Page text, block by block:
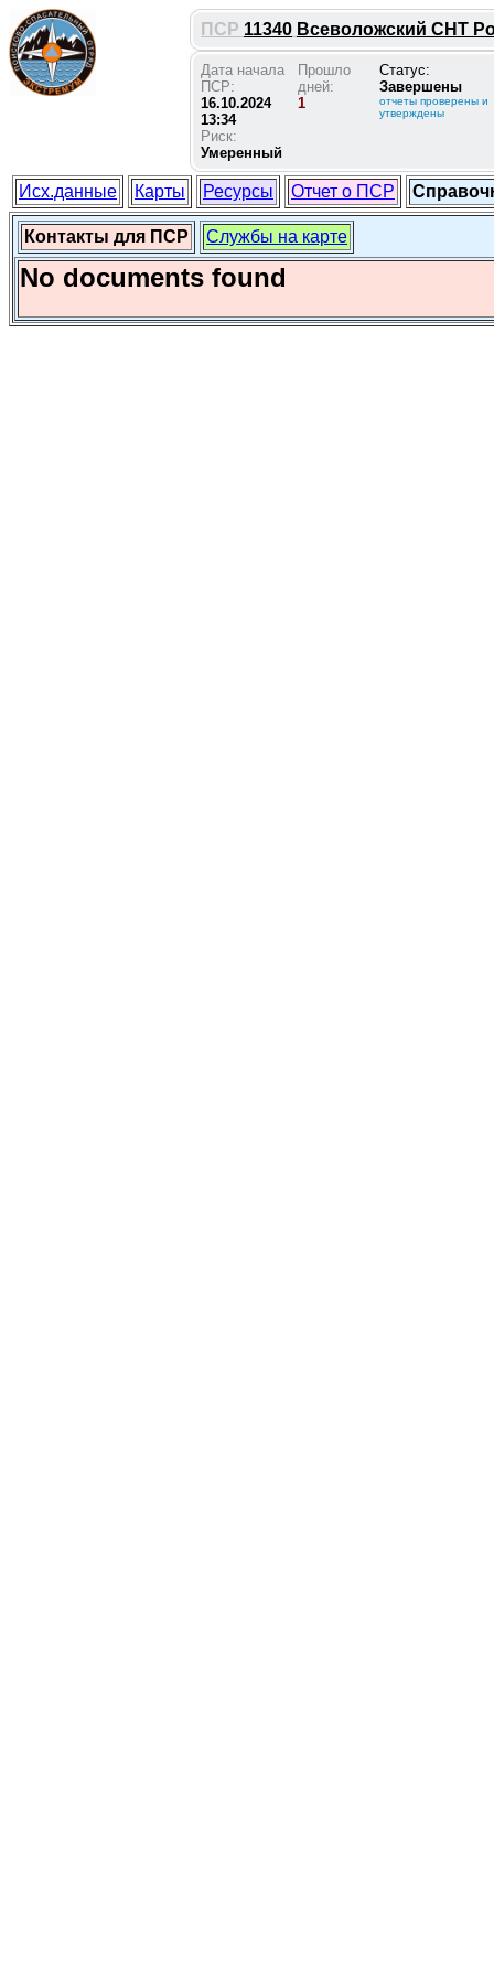
ПСР 11340 Всеволожский СНТ
Дата начала
ПСР:
16.10.2024
13:34
Риск:
Умеренный
Прошло
дней:
1
Статус:
Завершены
отчеты проверены и
утверждены
Исх.данные Карты Ресурсы Отчет о ПСР
Контакты для ПСР Службы на карте
No documents found